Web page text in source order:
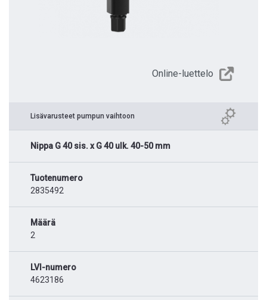
Online-luettelo
Lisävarusteet pumpun vaihtoon
Nippa G 40 sis. x G 40 ulk. 40-50 mm
Tuotenumero
2835492
Määrä
2
LVI-numero
4623186